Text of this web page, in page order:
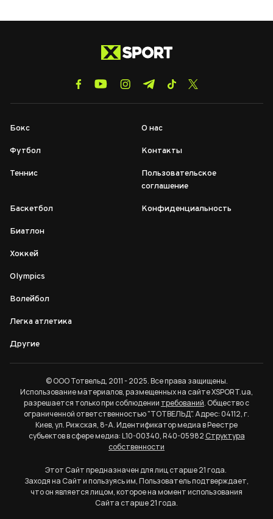
Бокс
Футбол
Теннис
Баскетбол
Биатлон
Хоккей
Olympics
Волейбол
Легка атлетика
Другие
О нас
Контакты
Пользовательское
соглашение
Конфиденциальность
© ООО Тотвельд, 2011 - 2025. Все права защищены.
Использование материалов, размещенных на сайте XSPORT.ua,
разрешается только при соблюдении требований. Общество с
ограниченной ответственностью "ТОТВЕЛЬД". Адрес: 04112, г.
Киев, ул. Рижская, 8-А. Идентификатор медиа в Реестре
субъектов в сфере медиа: L10-00340, R40-05982Структура
собственности
Этот Сайт предназначен для лиц старше 21 года.
Заходя на Сайт и пользуясь им, Пользователь подтверждает,
что он является лицом, которое на момент использования
Сайта старше 21 года.